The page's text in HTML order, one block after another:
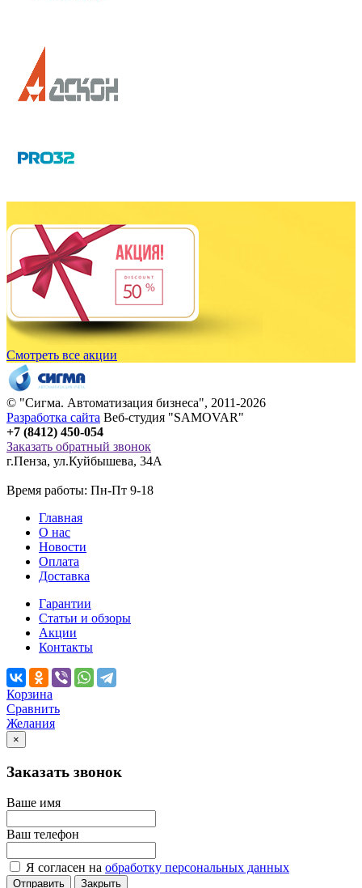
Смотреть все акции
© "Сигма. Автоматизация бизнеса", 2011-2026
Разработка сайта Веб-студия "SAMOVAR"
+7 (8412) 450-054
Заказать обратный звонок
г.Пенза, ул.Куйбышева, 34А
Время работы: Пн-Пт 9-18
Главная
О нас
Новости
Оплата
Доставка
Гарантии
Статьи и обзоры
Акции
Контакты
Корзина
Сравнить
Желания
×
Заказать звонок
Ваше имя
Ваш телефон
Я согласен на обработку персональных данных
Отправить Закрыть